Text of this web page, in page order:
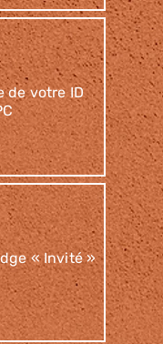
de votre ID
« Invité »